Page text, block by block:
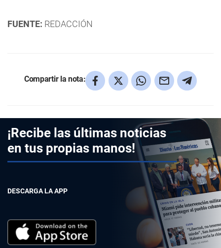
FUENTE: REDACCIÓN
Compartir la nota:
¡Recibe las últimas noticias
en tus propias manos!
DESCARGA LA APP